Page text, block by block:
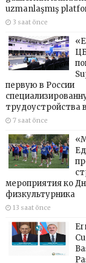
uzmanlaşmış
3 saat önce
первую в России
трудоустройства
7 saat önce
мероприятия ко
физкультурника
13 saat önce